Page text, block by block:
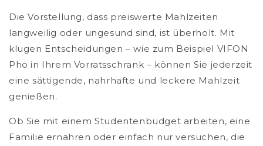
Die Vorstellung, dass preiswerte Mahlzeiten
langweilig oder ungesund sind, ist überholt. Mit
klugen Entscheidungen – wie zum Beispiel VIFON
Pho in Ihrem Vorratsschrank – können Sie jederzeit
eine sättigende, nahrhafte und leckere Mahlzeit
genießen.
Ob Sie mit einem Studentenbudget arbeiten, eine
Familie ernähren oder einfach nur versuchen, die